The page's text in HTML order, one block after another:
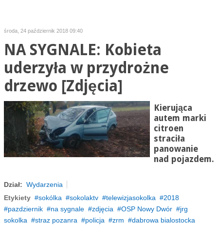
środa, 24 październik 2018 09:40
NA SYGNALE: Kobieta
uderzyła w przydrożne
drzewo [Zdjęcia]
Kierująca
autem marki
citroen
straciła
panowanie
nad pojazdem.
Dział: Wydarzenia
Etykiety
sokólka sokolaktv telewizjasokolka
2018
pazdziernik
na sygnale zdjęcia OSP Nowy Dwór
jrg
sokolka
straz pozanra policja zrm dabrowa bialostocka